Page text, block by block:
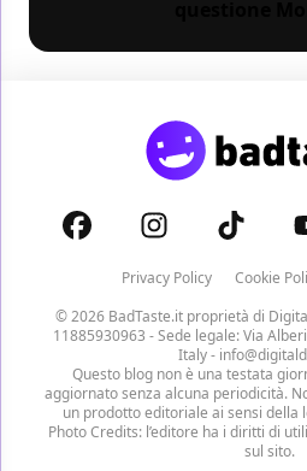
Privacy Policy Cookie
© 2026 BadTaste.it proprietà di
11885930963 - Sede legale: Via
Italy -
Questo blog non è una testata
aggiornato senza alcuna periodicità.
un prodotto editoriale ai sensi della
Photo Credits: l’editore ha i diritti di
sul sito.